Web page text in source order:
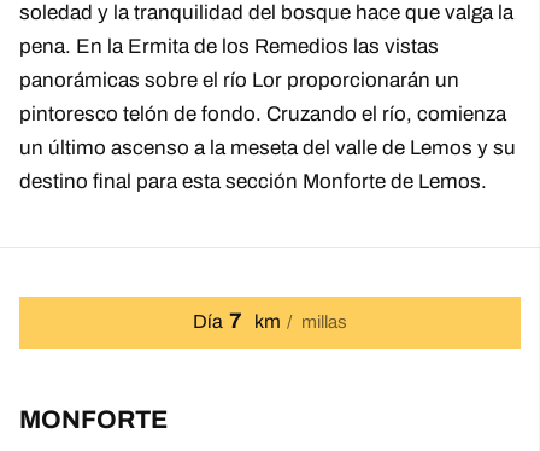
soledad y la tranquilidad del bosque hace que valga la
pena. En la Ermita de los Remedios las vistas
panorámicas sobre el río Lor proporcionarán un
pintoresco telón de fondo. Cruzando el río, comienza
un último ascenso a la meseta del valle de Lemos y su
destino final para esta sección Monforte de Lemos.
Día 7 km millas
MONFORTE